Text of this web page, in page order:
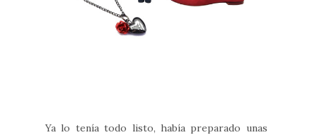
Ya lo tenía todo listo, había preparado unas